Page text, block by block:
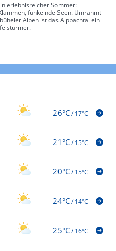
erlebnisreicher Sommer:
funkelnde Seen. Umrahmt
Alpen ist das Alpbachtal ein
26°C/17°C
21°C/15°C
20°C/15°C
24°C/14°C
25°C/16°C